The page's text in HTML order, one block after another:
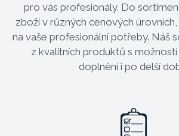
pro vás profesionály. Do
zboží v různých cenových
na vaše profesionální potřeby. Náš
z kvalitních produktů s
doplnění i po delší